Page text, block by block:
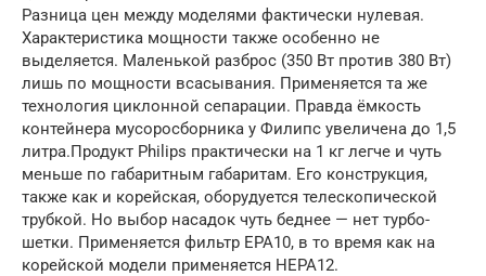
Разница цен между моделями фактически нулевая.
Характеристика мощности также особенно не
выделяется. Маленькой разброс (350 Вт против 380 Вт)
лишь по мощности всасывания. Применяется та же
технология циклонной сепарации. Правда ёмкость
контейнера мусоросборника у Филипс увеличена до 1,5
литра.Продукт Philips практически на 1 кг легче и чуть
меньше по габаритным габаритам. Его конструкция,
также как и корейская, оборудуется телескопической
трубкой. Но выбор насадок чуть беднее — нет турбо-
шетки. Применяется фильтр ЕРА10, в то время как на
корейской модели применяется НЕРА12.